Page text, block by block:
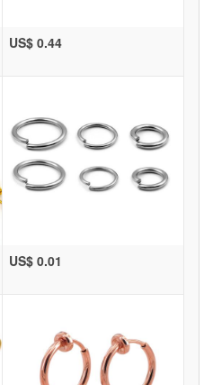
US$ 0.44
US$ 0.01